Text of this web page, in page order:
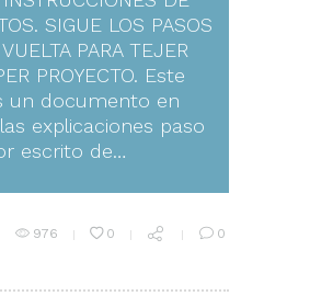
SIGUE LOS PASOS
PARA TEJER
PROYECTO. Este
un documento en
explicaciones paso
escrito de…
976 0 0